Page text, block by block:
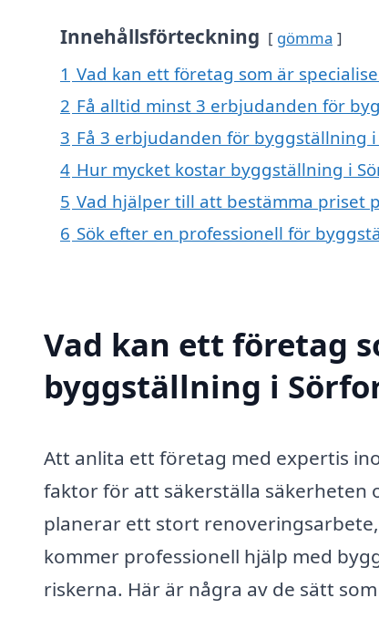
Innehållsförteckning gömma
1 Vad kan ett företag som är
2 Få alltid minst 3 erbjudanden för
3 Få 3 erbjudanden för byggställning
4 Hur mycket kostar byggställning i
5 Vad hjälper till att bestämma priset
6 Sök efter en professionell för
Vad kan ett företag
byggställning i
Att anlita ett företag med expertis
faktor för att säkerställa säkerheten
planerar ett stort
kommer professionell hjälp med
riskerna. Här är några av de sätt